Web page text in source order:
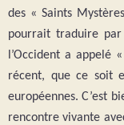
des « Saints
pourrait traduire par
l’Occident a
récent, que ce soit
européennes. C’est
rencontre vivante